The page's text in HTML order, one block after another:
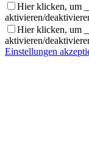
Hier klicken, um
aktivieren/
Hier klicken, um
aktivieren/
Einstellungen